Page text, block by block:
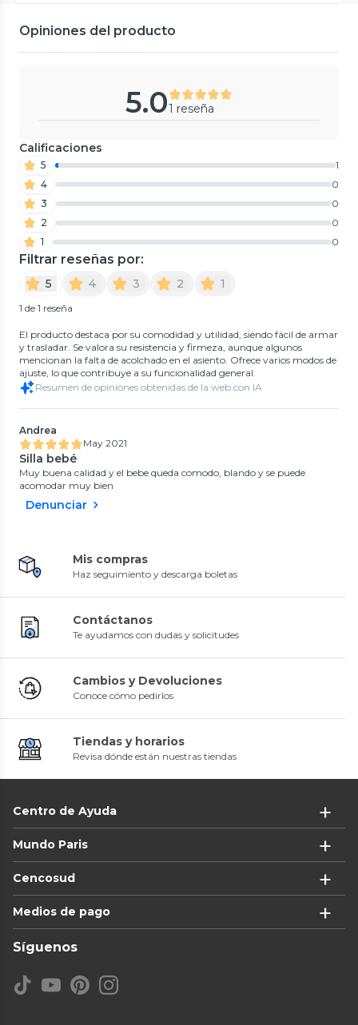
Opiniones del producto
5.01 reseña
Calificaciones
5
1
4
0
3
0
2
0
1
0
Filtrar reseñas por:
5 4 3 2 1
1 de 1 reseña
El producto destaca por su comodidad y utilidad, siendo fácil de armar
y trasladar. Se valora su resistencia y firmeza, aunque algunos
mencionan la falta de acolchado en el asiento. Ofrece varios modos de
ajuste, lo que contribuye a su funcionalidad general.
Resumen de opiniones obtenidas de la web con IA
Andrea
May 2021
Silla bebé
Muy buena calidad y el bebe queda comodo, blando y se puede
acomodar muy bien
Denunciar
Mis compras
Haz seguimiento y descarga boletas
Contáctanos
Te ayudamos con dudas y solicitudes
Cambios y Devoluciones
Conoce cómo pedirlos
Tiendas y horarios
Revisa dónde están nuestras tiendas
Centro de Ayuda
Mundo Paris
Cencosud
Medios de pago
Síguenos